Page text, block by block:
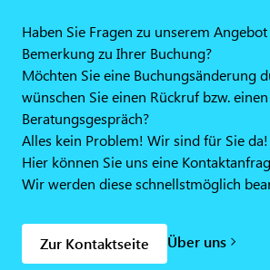
Haben Sie Fragen zu unserem
Bemerkung zu Ihrer Buchung?
Möchten Sie eine Buchungsänderung
wünschen Sie einen Rückruf bzw.
Beratungsgespräch?
Alles kein Problem! Wir sind für Sie da!
Hier können Sie uns eine
Wir werden diese schnellstmöglich
Zur Kontaktseite Über uns